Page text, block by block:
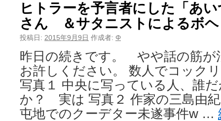
ヒトラーを予言者にした「あ
さん ＆サタニストによるボヘ
投稿日: 2015年9月9日 作成者: Φ
昨日の続きです。 やや話の筋が
お許しください。 数人でコック
写真１ 中央に写っている人、誰
か？ 実は 写真２ 作家の三島由
屯地でのクーデター未遂事件w …